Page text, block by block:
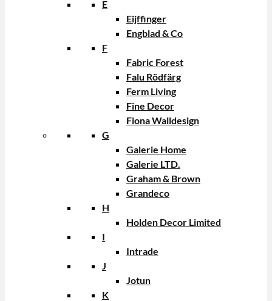
E
Eijffinger
Engblad & Co
F
Fabric Forest
Falu Rödfärg
Ferm Living
Fine Decor
Fiona Walldesign
G
Galerie Home
Galerie LTD.
Graham & Brown
Grandeco
H
Holden Decor Limited
I
Intrade
J
Jotun
K